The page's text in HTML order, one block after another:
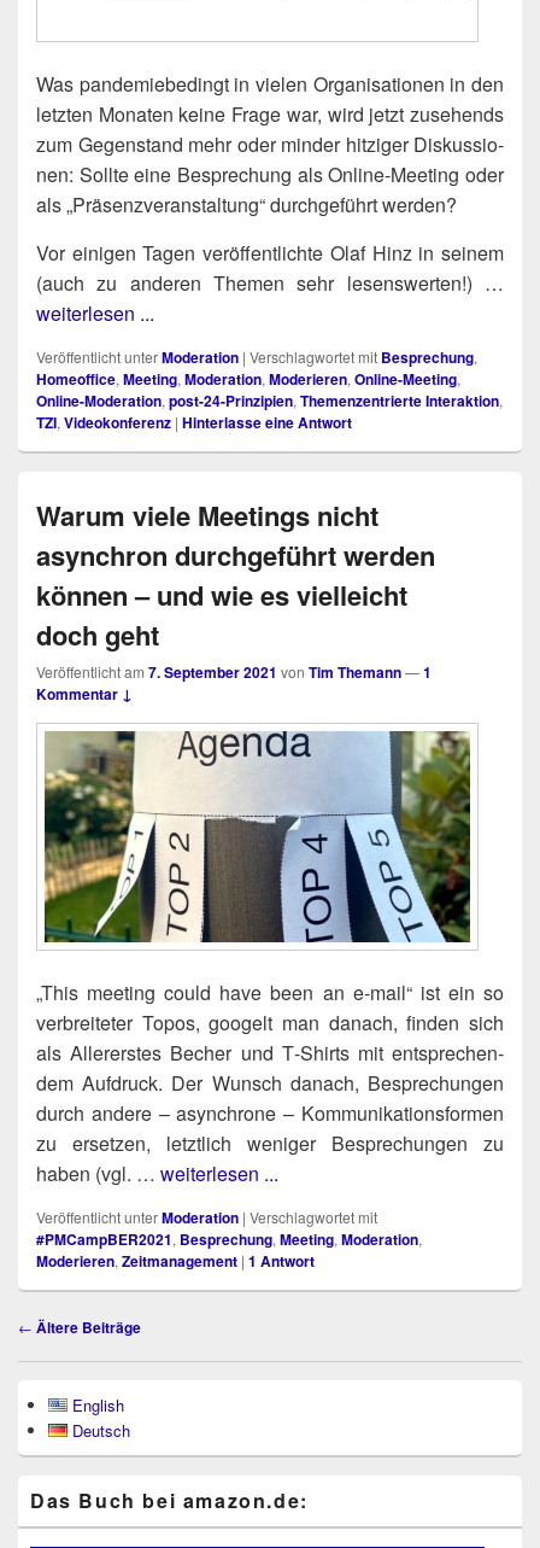
Was pan­de­mie­be­dingt in vie­len Orga­ni­sa­tio­nen in den
letz­ten Mona­ten kei­ne Fra­ge war, wird jetzt zuse­hends
zum Gegen­stand mehr oder min­der hit­zi­ger Dis­kus­sio­
nen: Soll­te eine Bespre­chung als Online-Mee­ting oder
als „Prä­senz­ver­an­stal­tung“ durch­ge­führt werden?
Vor eini­gen Tagen ver­öf­fent­lich­te Olaf Hinz in sei­nem
(auch zu ande­ren The­men sehr lesens­wer­ten!) …
weiterlesen ...
Veröffentlicht unterModeration | Verschlagwortet mit Besprechung,
Homeoffice, Meeting, Moderation, Moderieren, Online-Meeting,
Online-Moderation, post-24-Prinzipien, Themenzentrierte Interaktion,
TZI, Videokonferenz | Hinterlasse eine Antwort
Warum viele Meetings nicht
asynchron durchgeführt werden
können – und wie es vielleicht
doch geht
Veröffentlicht am 7. September 2021 von Tim Themann—1
Kommentar ↓
„This mee­ting could have been an e‑mail“ ist ein so
ver­brei­te­ter Topos, goo­gelt man danach, fin­den sich
als Aller­ers­tes Becher und T‑Shirts mit ent­spre­chen­
dem Auf­druck. Der Wunsch danach, Bespre­chun­gen
durch ande­re – asyn­chro­ne – Kom­mu­ni­ka­ti­ons­for­men
zu erset­zen, letzt­lich weni­ger Bespre­chun­gen zu
haben (vgl. … weiterlesen ...
Veröffentlicht unterModeration | Verschlagwortet mit
#PMCampBER2021, Besprechung, Meeting, Moderation,
Moderieren, Zeitmanagement | 1 Antwort
Beitragsnavigation
← Ältere Beiträge
Seitenleisten-
Widgetbereich
English
Deutsch
Das Buch bei ama​zon​.de: